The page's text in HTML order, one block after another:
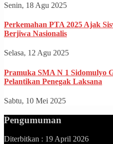
Senin, 18 Agu 2025
Perkemahan PTA 2025 Ajak
Berjiwa Nasionalis
Selasa, 12 Agu 2025
Pramuka SMA N 1 Sidomulyo
Pelantikan Penegak Laksana
Sabtu, 10 Mei 2025
Pengumuman
Diterbitkan : 19 April 2026